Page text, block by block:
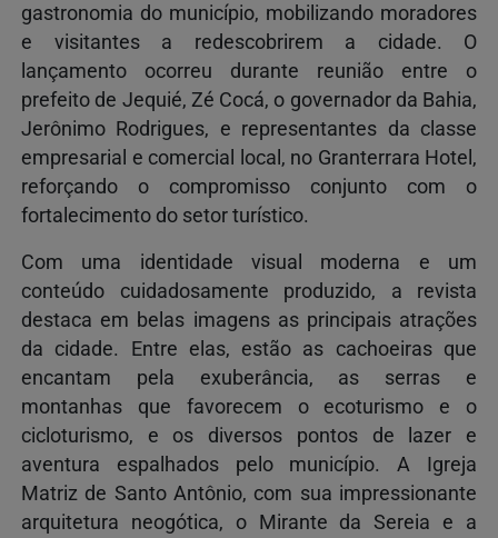
gastronomia do município, mobilizando moradores
e visitantes a redescobrirem a cidade. O
lançamento ocorreu durante reunião entre o
prefeito de Jequié, Zé Cocá, o governador da Bahia,
Jerônimo Rodrigues, e representantes da classe
empresarial e comercial local, no Granterrara Hotel,
reforçando o compromisso conjunto com o
fortalecimento do setor turístico.
Com uma identidade visual moderna e um
conteúdo cuidadosamente produzido, a revista
destaca em belas imagens as principais atrações
da cidade. Entre elas, estão as cachoeiras que
encantam pela exuberância, as serras e
montanhas que favorecem o ecoturismo e o
cicloturismo, e os diversos pontos de lazer e
aventura espalhados pelo município. A Igreja
Matriz de Santo Antônio, com sua impressionante
arquitetura neogótica, o Mirante da Sereia e a